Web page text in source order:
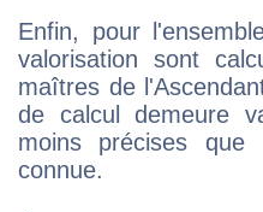
Enfin, pour
valorisation sont
maîtres de
de calcul demeure
moins précises que
connue.